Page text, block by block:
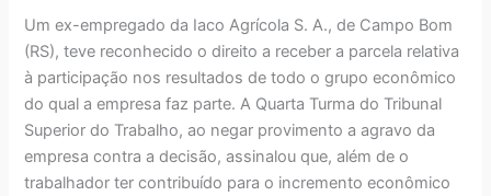
Um ex-empregado da Iaco Agrícola S. A., de Campo Bom
(RS), teve reconhecido o direito a receber a parcela relativa
à participação nos resultados de todo o grupo econômico
do qual a empresa faz parte. A Quarta Turma do Tribunal
Superior do Trabalho, ao negar provimento a agravo da
empresa contra a decisão, assinalou que, além de o
trabalhador ter contribuído para o incremento econômico